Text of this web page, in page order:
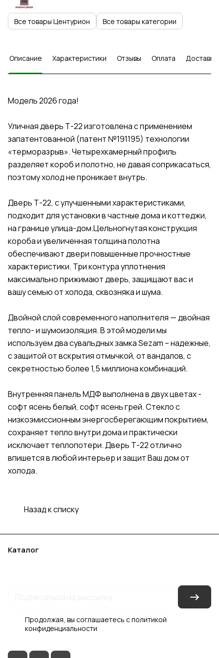
Все товары Центурион Все товары категории
Описание Характеристики Отзывы Оплата Доставка
Модель 2026 года!
Уличная дверь Т-22 изготовлена с применением
запатентованной (патент №191195) технологии
«терморазрыв». Четырехкамерный профиль
разделяет короб и полотно, не давая соприкасаться,
поэтому холод не проникает внутрь.
Дверь Т-22, с улучшенными характеристиками,
подходит для установки в частные дома и коттеджи,
на границе улица-дом.Цельногнутая конструкция
короба и увеличенная толщина полотна
обеспечивают двери повышенные прочностные
характеристики. Три контура уплотнения
максимально прижимают дверь, защищают вас и
вашу семью от холода, сквозняка и шума.
Двойной слой современного наполнителя — двойная
тепло- и шумоизоляция. В этой модели мы
используем два сувальдных замка Sezam – надежные,
с защитой от вскрытия отмычкой, от вандалов, с
секретностью более 1,5 миллиона комбинаций.
Внутренняя панель МДФ выполнена в двух цветах -
софт ясень белый, софт ясень грей. Стекло с
низкоэмиссионным энергосберегающим покрытием,
сохраняет тепло внутри дома и практически
исключает теплопотери. Дверь Т-22 отлично
впишется в любой интерьер и защит Ваш дом от
холода.
Назад к списку
Каталог
Продолжая, вы соглашаетесь сполитикой
конфиденциальности